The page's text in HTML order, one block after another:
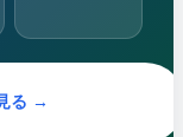
る →